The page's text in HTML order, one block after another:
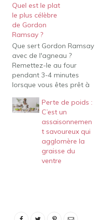
disaient que c'était
impossible, qu'il était
scientifiquement
impossible de le trouver
après tous ces siècles.
Mais Gordon n'a jamais
perdu la foi, poursuivant
la sauce de la…
Quel est le plat
le plus célèbre
de Gordon
Ramsay ?
Que sert Gordon Ramsay
avec de l'agneau ?
Remettez-le au four
pendant 3-4 minutes
lorsque vous êtes prêt à
sert l'agneau avec des
pommes de terre
boulangxe8re et des
courgettes provenxe7al,
mais vous pouvez servir
avec tout ce que vous
trouvez convenable.
Perte de poids :
C’est un
assaisonnemen
t savoureux qui
agglomère la
graisse du
ventre